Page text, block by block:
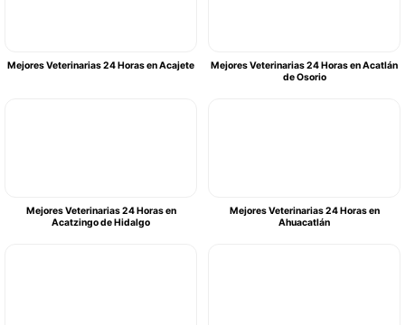
Mejores Veterinarias 24 Horas en Acajete
Mejores Veterinarias 24 Horas en Acatlán
de Osorio
Mejores Veterinarias 24 Horas en
Acatzingo de Hidalgo
Mejores Veterinarias 24 Horas en
Ahuacatlán